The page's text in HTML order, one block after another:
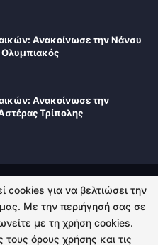
Ανακοίνωσε την Νάνσυ
Ανακοίνωσε την
Τρίπολης
ΕΠΙΚΟΙΝΩΝΙΑ
Rights Reserved.
cookies για να βελτιώσει την
Με την περιήγησή σας σε
με τη χρήση cookies.
τους όρους χρήσης και τις